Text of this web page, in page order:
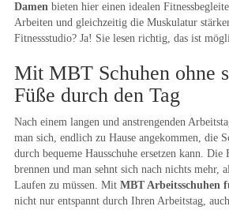
Damen bieten hier einen idealen
Arbeiten und gleichzeitig die Muskulatur
Fitnessstudio? Ja! Sie lesen richtig, das ist
Mit MBT Schuhen ohne
Füße durch den Tag
Nach einem langen und anstrengenden
man sich, endlich zu Hause angekommen, die
durch bequeme Hausschuhe ersetzen kann. Die
brennen und man sehnt sich nach nichts mehr,
Laufen zu müssen. Mit MBT Arbeitsschuhen
nicht nur entspannt durch Ihren Arbeitstag,